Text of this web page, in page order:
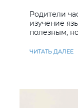
Родители
изучение
полезным,
ЧИТАТЬ ДАЛЕЕ